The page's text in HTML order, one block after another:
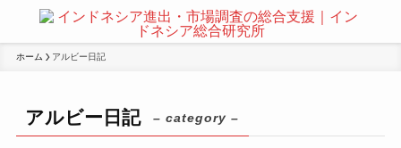
ホーム アルビー日記
アルビー日記 – category –